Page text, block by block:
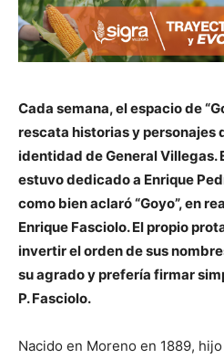
Cada semana, el espacio de
rescata historias y personajes
identidad de General Villegas.
estuvo dedicado a Enrique
como bien aclaró “Goyo”, en
Enrique Fasciolo. El propio
invertir el orden de sus
su agrado y prefería firmar
P. Fasciolo.
Nacido en Moreno en 1889,